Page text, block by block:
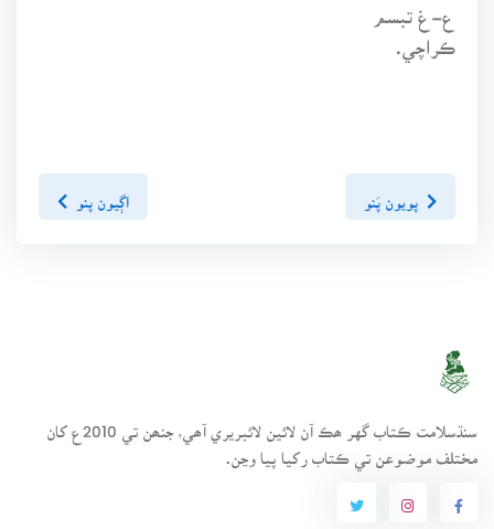
ع-غ تبسم
ڪراچي.
پويون پَنو اڳيون پنو
سنڌسلامت ڪتاب گهر ھڪ آن لائين لائبريري آھي، جنھن تي 2010ع کان
مختلف موضوعن تي ڪتاب رکيا پيا وڃن.